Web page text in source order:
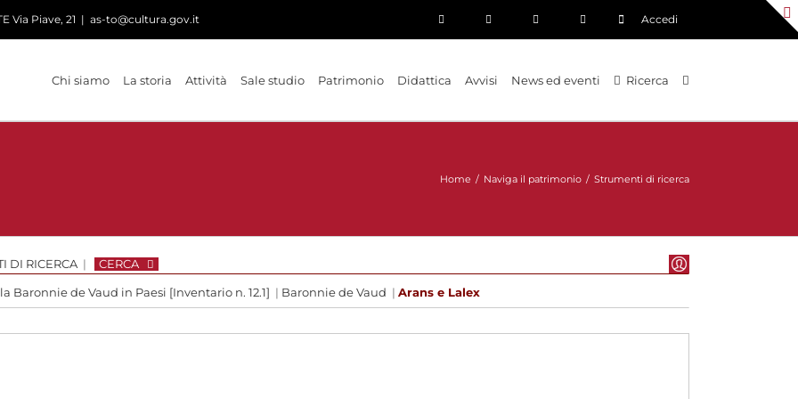
Via Piave, 21 | as-to@cultura.gov.it Accedi
Chi siamo La storia Attività Sale studio Patrimonio Didattica Avvisi News ed eventi Ricerca
Home / Naviga il patrimonio / Strumenti di ricerca
DI RICERCA | CERCA
Baronnie de Vaud in Paesi [Inventario n. 12.1] | Baronnie de Vaud | Arans e Lalex